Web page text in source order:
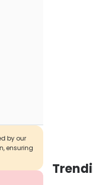
by our
ensuring